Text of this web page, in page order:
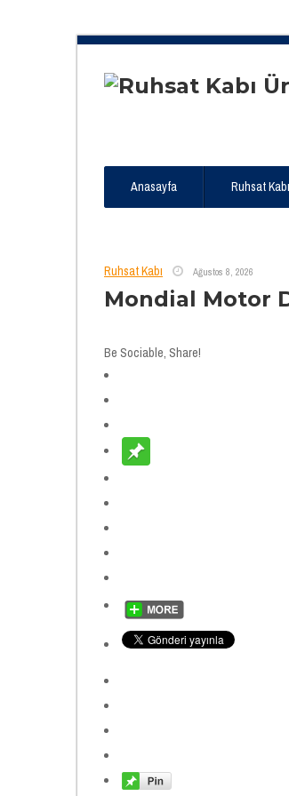
Anasayfa Ruhsat Kabı
Ruhsat Kabı Ağustos 8, 2026
Mondial Motor
Be Sociable, Share!